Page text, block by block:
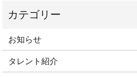
お知らせ
タレント紹介